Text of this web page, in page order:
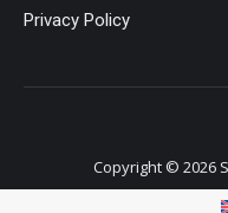
Privacy Policy
Copyright © 2026